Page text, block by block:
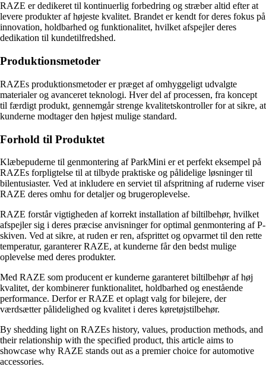
RAZE er dedikeret til kontinuerlig forbedring og stræber altid efter at
levere produkter af højeste kvalitet. Brandet er kendt for deres fokus på
innovation, holdbarhed og funktionalitet, hvilket afspejler deres
dedikation til kundetilfredshed.
Produktionsmetoder
RAZEs produktionsmetoder er præget af omhyggeligt udvalgte
materialer og avanceret teknologi. Hver del af processen, fra koncept
til færdigt produkt, gennemgår strenge kvalitetskontroller for at sikre, at
kunderne modtager den højest mulige standard.
Forhold til Produktet
Klæbepuderne til genmontering af ParkMini er et perfekt eksempel på
RAZEs forpligtelse til at tilbyde praktiske og pålidelige løsninger til
bilentusiaster. Ved at inkludere en serviet til afspritning af ruderne viser
RAZE deres omhu for detaljer og brugeroplevelse.
RAZE forstår vigtigheden af korrekt installation af biltilbehør, hvilket
afspejler sig i deres præcise anvisninger for optimal genmontering af P-
skiven. Ved at sikre, at ruden er ren, afsprittet og opvarmet til den rette
temperatur, garanterer RAZE, at kunderne får den bedst mulige
oplevelse med deres produkter.
Med RAZE som producent er kunderne garanteret biltilbehør af høj
kvalitet, der kombinerer funktionalitet, holdbarhed og enestående
performance. Derfor er RAZE et oplagt valg for bilejere, der
værdsætter pålidelighed og kvalitet i deres køretøjstilbehør.
By shedding light on RAZEs history, values, production methods, and
their relationship with the specified product, this article aims to
showcase why RAZE stands out as a premier choice for automotive
accessories.